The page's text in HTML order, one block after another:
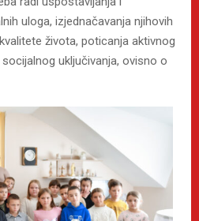
uloga, izjednačavanja njihovih
života, poticanja aktivnog
uključivanja, ovisno o